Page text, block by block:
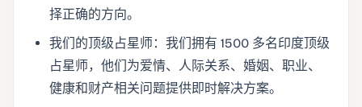
择正确的方向。
我们的顶级占星师：我们拥有 1500 多名印度顶级
占星师，他们为爱情、人际关系、婚姻、职业、
健康和财产相关问题提供即时解决方案。